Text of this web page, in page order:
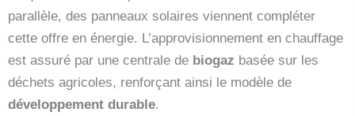
parallèle, des panneaux solaires viennent compléter
cette offre en énergie. L’approvisionnement en chauffage
est assuré par une centrale de biogaz basée sur les
déchets agricoles, renforçant ainsi le modèle de
développement durable.